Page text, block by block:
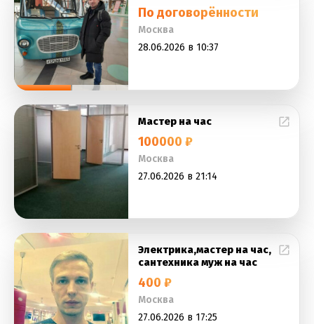
По договорённости
Москва
28.06.2026 в 10:37
Мастер на час
100000 ₽
Москва
27.06.2026 в 21:14
Электрика,мастер на час,
сантехника муж на час
400 ₽
Москва
27.06.2026 в 17:25